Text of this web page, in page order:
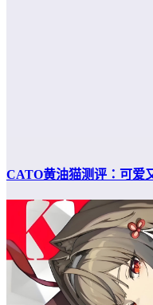
CATO黄油猫测评：可爱